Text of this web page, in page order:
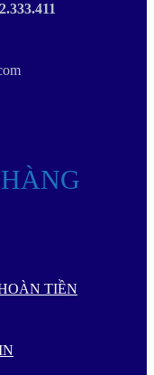
TIỀN